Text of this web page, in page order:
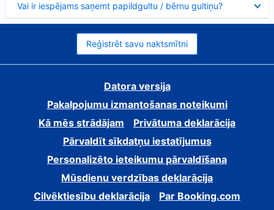
Vai ir iespējams saņemt papildgultu / bērnu gultiņu?
Reģistrēt savu naktsmītni
Datora versija
Pakalpojumu izmantošanas noteikumi
Kā mēs strādājam
Privātuma deklarācija
Pārvaldīt sīkdatņu iestatījumus
Personalizēto ieteikumu pārvaldīšana
Mūsdienu verdzības deklarācija
Cilvēktiesību deklarācija
Par Booking.com